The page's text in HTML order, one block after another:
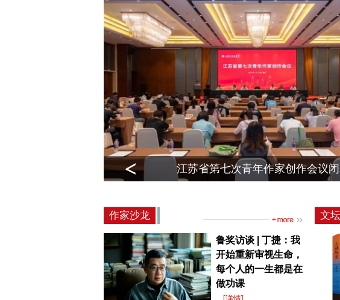
江苏省第七次青年作家创作会议
作家沙龙
鲁奖访谈 | 丁捷：我
开始重新审视生命，
每个人的一生都是在
做功课
文